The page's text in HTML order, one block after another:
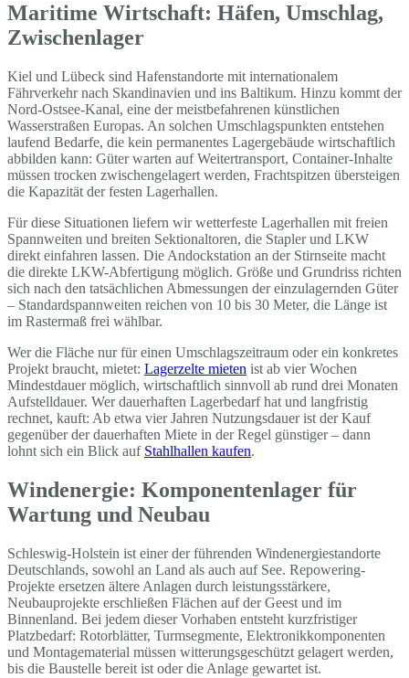
Maritime Wirtschaft: Häfen, Umschlag,
Zwischenlager
Kiel und Lübeck sind Hafenstandorte mit internationalem
Fährverkehr nach Skandinavien und ins Baltikum. Hinzu kommt der
Nord-Ostsee-Kanal, eine der meistbefahrenen künstlichen
Wasserstraßen Europas. An solchen Umschlagspunkten entstehen
laufend Bedarfe, die kein permanentes Lagergebäude wirtschaftlich
abbilden kann: Güter warten auf Weitertransport, Container-Inhalte
müssen trocken zwischengelagert werden, Frachtspitzen übersteigen
die Kapazität der festen Lagerhallen.
Für diese Situationen liefern wir wetterfeste Lagerhallen mit freien
Spannweiten und breiten Sektionaltoren, die Stapler und LKW
direkt einfahren lassen. Die Andockstation an der Stirnseite macht
die direkte LKW-Abfertigung möglich. Größe und Grundriss richten
sich nach den tatsächlichen Abmessungen der einzulagernden Güter
– Standardspannweiten reichen von 10 bis 30 Meter, die Länge ist
im Rastermaß frei wählbar.
Wer die Fläche nur für einen Umschlagszeitraum oder ein konkretes
Projekt braucht, mietet: Lagerzelte mieten ist ab vier Wochen
Mindestdauer möglich, wirtschaftlich sinnvoll ab rund drei Monaten
Aufstelldauer. Wer dauerhaften Lagerbedarf hat und langfristig
rechnet, kauft: Ab etwa vier Jahren Nutzungsdauer ist der Kauf
gegenüber der dauerhaften Miete in der Regel günstiger – dann
lohnt sich ein Blick auf Stahlhallen kaufen.
Windenergie: Komponentenlager für
Wartung und Neubau
Schleswig-Holstein ist einer der führenden Windenergiestandorte
Deutschlands, sowohl an Land als auch auf See. Repowering-
Projekte ersetzen ältere Anlagen durch leistungsstärkere,
Neubauprojekte erschließen Flächen auf der Geest und im
Binnenland. Bei jedem dieser Vorhaben entsteht kurzfristiger
Platzbedarf: Rotorblätter, Turmsegmente, Elektronikkomponenten
und Montagematerial müssen witterungsgeschützt gelagert werden,
bis die Baustelle bereit ist oder die Anlage gewartet ist.